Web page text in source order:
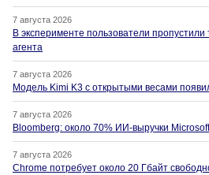
7 августа 2026
В эксперименте пользователи
агента
7 августа 2026
Модель Kimi K3 с открытыми весами
7 августа 2026
Bloomberg: около 70% ИИ-выручки
7 августа 2026
Chrome потребует около 20 Гбайт